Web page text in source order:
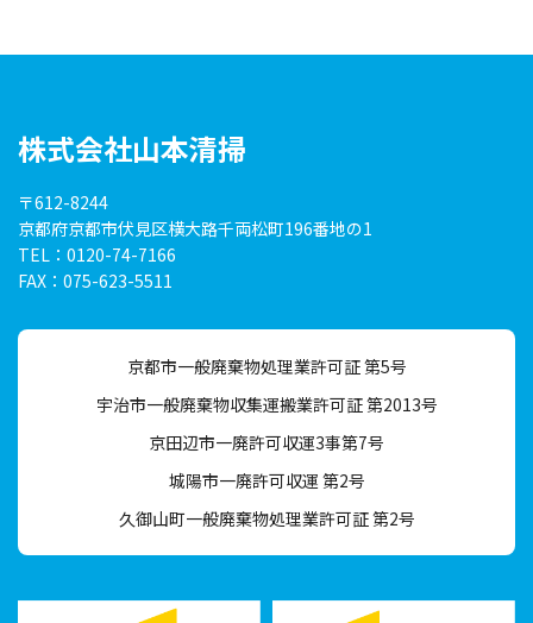
株式会社山本清掃
〒612-8244
京都府京都市伏見区横大路千両松町196番地の1
TEL：0120-74-7166
FAX：075-623-5511
京都市一般廃棄物処理業許可証 第5号
宇治市一般廃棄物収集運搬業許可証 第2013号
京田辺市一廃許可収運3事第7号
城陽市一廃許可収運 第2号
久御山町一般廃棄物処理業許可証 第2号